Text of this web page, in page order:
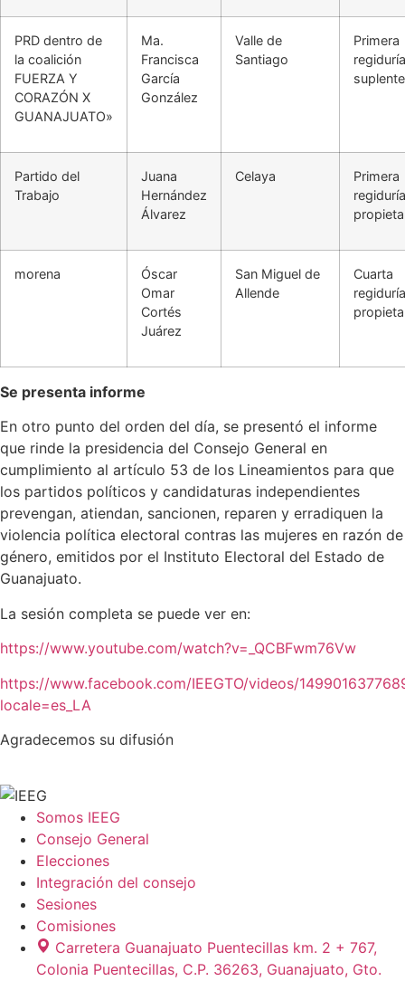
PRD dentro de
la coalición
FUERZA Y
CORAZÓN X
GUANAJUATO»
Ma.
Francisca
García
González
Valle de
Santiago
Primera
regiduría
suplente
Partido del
Trabajo
Juana
Hernández
Álvarez
Celaya
Primera
regiduría
morena
Óscar
Omar
Cortés
Juárez
San Miguel de
Allende
Cuarta
regiduría
Se presenta informe
En otro punto del orden del día, se presentó el informe
que rinde la presidencia del Consejo General en
cumplimiento al artículo 53 de los Lineamientos para que
los partidos políticos y candidaturas independientes
prevengan, atiendan, sancionen, reparen y erradiquen la
violencia política electoral contras las mujeres en razón de
género, emitidos por el Instituto Electoral del Estado de
Guanajuato.
La sesión completa se puede ver en:
https://www.youtube.com/watch?v=_QCBFwm76Vw
https://www.facebook.com/IEEGTO/videos/
locale=es_LA
Agradecemos su difusión
Somos IEEG
Consejo General
Elecciones
Integración del consejo
Sesiones
Comisiones
Carretera Guanajuato Puentecillas km. 2 + 767,
Colonia Puentecillas, C.P. 36263, Guanajuato, Gto.